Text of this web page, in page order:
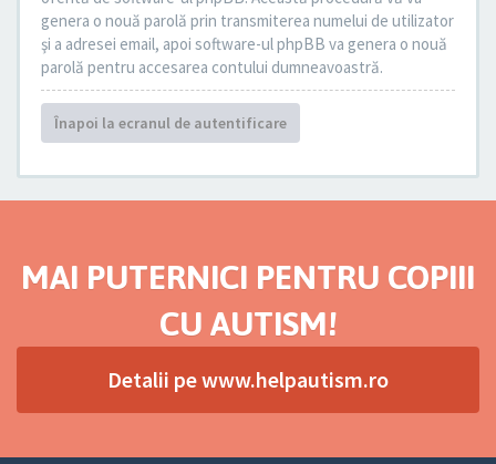
genera o nouă parolă prin transmiterea numelui de utilizator
şi a adresei email, apoi software-ul phpBB va genera o nouă
parolă pentru accesarea contului dumneavoastră.
Înapoi la ecranul de autentificare
MAI PUTERNICI PENTRU COPIII
CU AUTISM!
Detalii pe www.helpautism.ro